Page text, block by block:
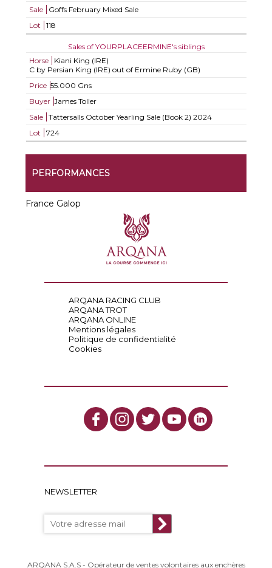
Sale
Goffs February Mixed Sale
Lot
118
Sales of YOURPLACEERMINE's siblings
Horse
Kiani King (IRE)
C by Persian King (IRE) out of Ermine Ruby (GB)
Price 55.000 Gns
Buyer James Toller
Sale
Tattersalls October Yearling Sale (Book 2) 2024
Lot
724
PERFORMANCES
France Galop
ARQANA RACING CLUB
ARQANA TROT
ARQANA ONLINE
Mentions légales
Politique de confidentialité
Cookies
NEWSLETTER
ARQANA S.A.S - Opérateur de ventes volontaires aux enchères